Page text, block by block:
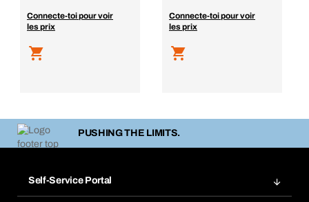
Connecte-toi pour voir
les prix
Connecte-toi pour voir
les prix
PUSHING THE LIMITS.
Self-Service Portal